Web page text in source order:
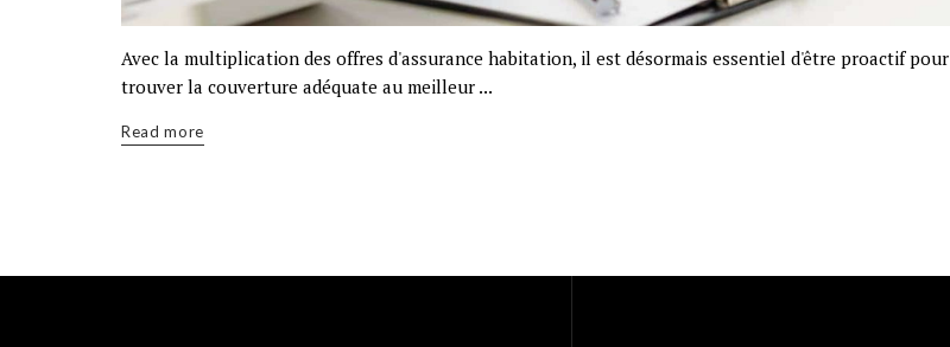
Avec la multiplication des offres d'assurance habitation, il est désormais essentiel d'être proactif pour
trouver la couverture adéquate au meilleur ...
Read more